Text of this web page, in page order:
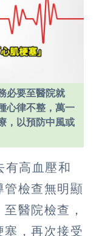
必要至醫院就
心律不整，萬一
，以預防中風或
有高血壓和
管檢查無明顯
醫院檢查，
塞，再次接受